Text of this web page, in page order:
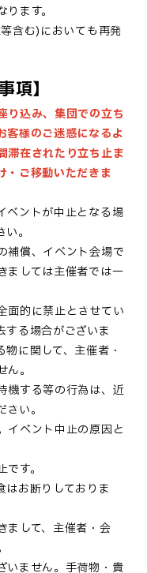
ます。
含む)においても再発
項】
り込み、集団での立ち
客様のご迷惑になるよ
滞在されたり立ち止ま
・ご移動いただきま
ベントが中止となる場
。
補償、イベント会場で
ましては主催者では一
面的に禁止とさせてい
する場合がございま
に関して、主催者・
ん。
機する等の行為は、近
い。
イベント中止の原因と
す。
お断りしておりま
まして、主催者・会
いません。手荷物・貴